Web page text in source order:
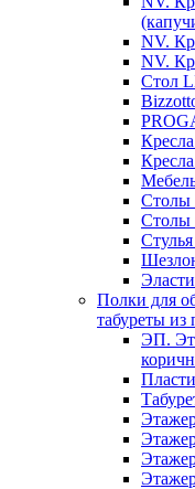
NV.
NV.
Стол
Столы
Столы
Полки для
табуреты из
ЭП.